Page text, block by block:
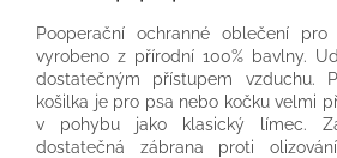
Pooperační ochranné oblečení
vyrobeno z přírodní 100% bavlny.
dostatečným přístupem vzduchu.
košilka je pro psa nebo kočku velmi
v pohybu jako klasický límec.
dostatečná zábrana proti